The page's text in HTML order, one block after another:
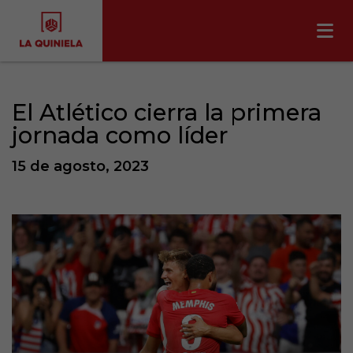
El Atlético cierra la primera
jornada como líder
15 de agosto, 2023